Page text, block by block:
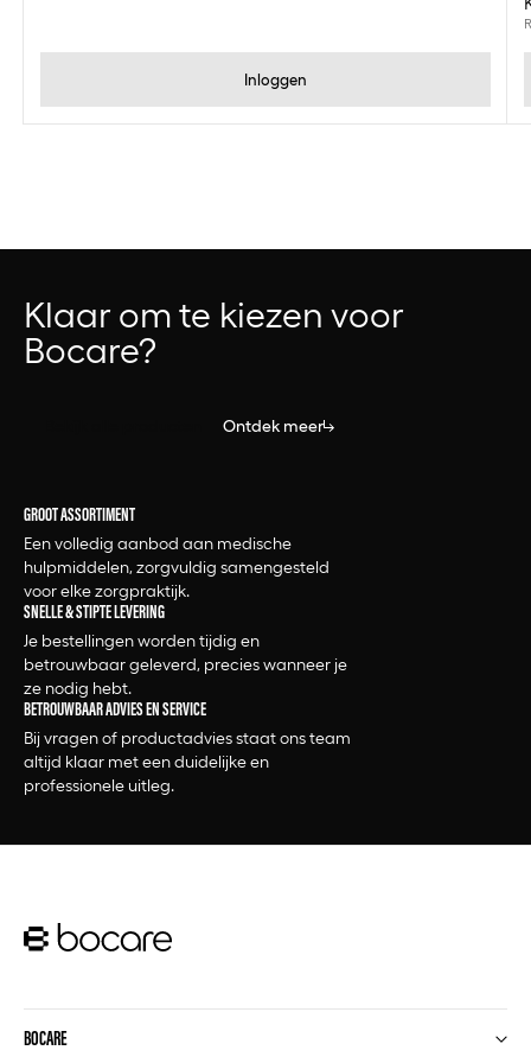
Inloggen
Klaar om te kiezen voor
Bocare?
Ontdek meer
GROOT ASSORTIMENT
Een volledig aanbod aan medische
hulpmiddelen, zorgvuldig samengesteld
voor elke zorgpraktijk.
SNELLE & STIPTE LEVERING
Je bestellingen worden tijdig en
betrouwbaar geleverd, precies wanneer je
ze nodig hebt.
BETROUWBAAR ADVIES EN SERVICE
Bij vragen of productadvies staat ons team
altijd klaar met een duidelijke en
professionele uitleg.
BOCARE